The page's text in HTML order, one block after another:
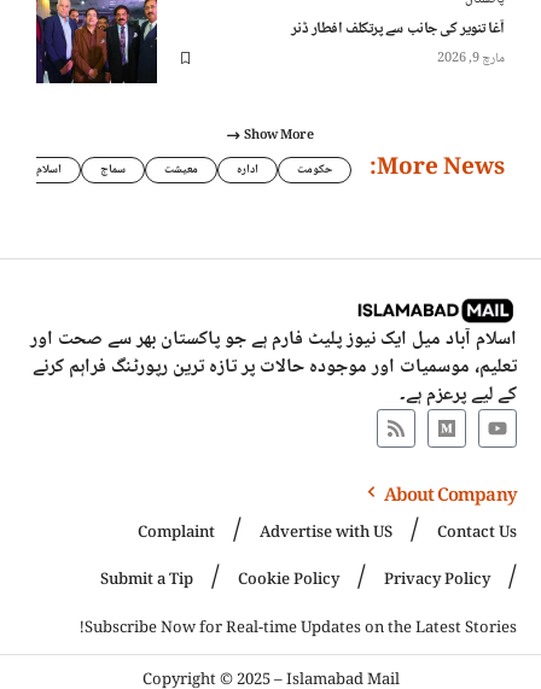
آغا تنویر کی جانب سے پرتکلف افطار ڈنر
مارچ 9, 2026
Show More
More News: حکومت ادارہ معیشت سماج اسلام
اسلام آباد میل ایک نیوز پلیٹ فارم ہے جو پاکستان بھر سے صحت اور
تعلیم، موسمیات اور موجودہ حالات پر تازہ ترین رپورٹنگ فراہم کرنے
کے لیے پرعزم ہے۔
About Company
Contact Us
Advertise with US
Complaint
Privacy Policy
Cookie Policy
Submit a Tip
Subscribe Now for Real-time Updates on the Latest Stories!
Copyright © 2025 – Islamabad Mail